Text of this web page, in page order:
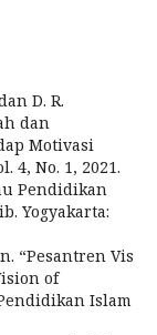
D. R.
dan
Motivasi
4, No. 1, 2021.
Pendidikan
Yogyakarta:
“Pesantren Vis
of
Islam